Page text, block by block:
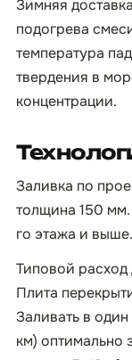
Зимняя
подогрева
температура
твердения в
концентрации.
Заливка по
толщина 150
го этажа и
Типовой расход
Плита
Заливать в
км) оптимально